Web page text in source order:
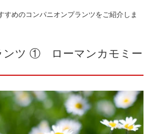
すめのコンパニオンプランツをご紹介しま
ンツ ① ローマンカモミー